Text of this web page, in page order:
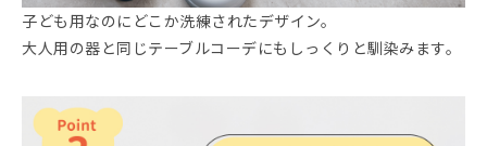
子ども用なのにどこか洗練されたデザイン。
大人用の器と同じテーブルコーデにもしっくりと馴染みます。